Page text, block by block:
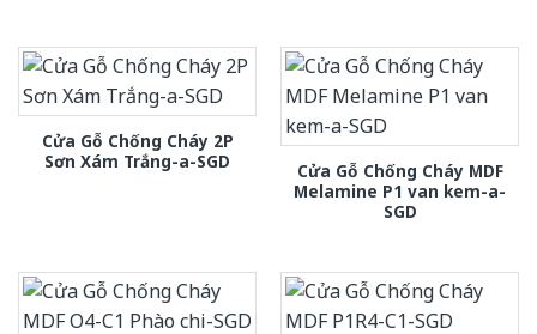
Cửa Gỗ Chống Cháy 2P
Sơn Xám Trắng-a-SGD
Cửa Gỗ Chống Cháy MDF
Melamine P1 van kem-a-
SGD